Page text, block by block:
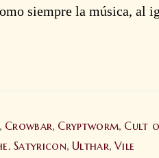
siempre la música, al
, Crowbar, Cryptworm, Cult
Satyricon,Ulthar, Vile